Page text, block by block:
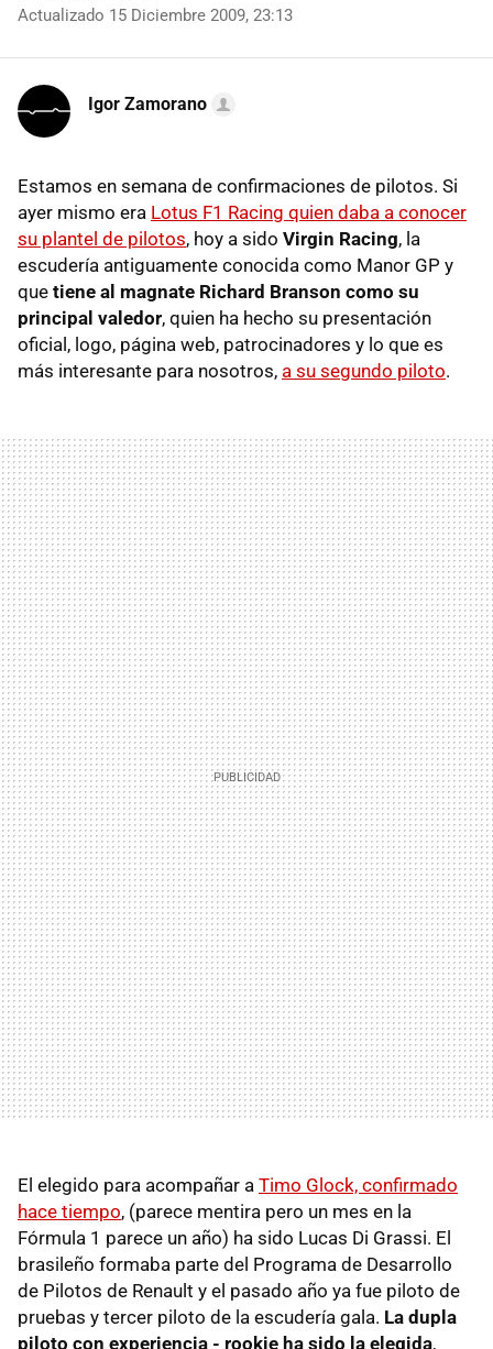
Actualizado 15 Diciembre 2009, 23:13
Igor Zamorano
Estamos en semana de confirmaciones de pilotos. Si
ayer mismo era Lotus F1 Racing quien daba a conocer
su plantel de pilotos, hoy a sido Virgin Racing, la
escudería antiguamente conocida como Manor GP y
que tiene al magnate Richard Branson como su
principal valedor, quien ha hecho su presentación
oficial, logo, página web, patrocinadores y lo que es
más interesante para nosotros, a su segundo piloto.
El elegido para acompañar a Timo Glock, confirmado
hace tiempo, (parece mentira pero un mes en la
Fórmula 1 parece un año) ha sido Lucas Di Grassi. El
brasileño formaba parte del Programa de Desarrollo
de Pilotos de Renault y el pasado año ya fue piloto de
pruebas y tercer piloto de la escudería gala. La dupla
piloto con experiencia - rookie ha sido la elegida,